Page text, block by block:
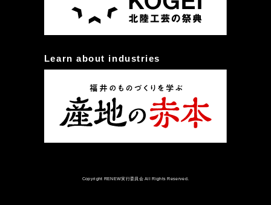
Learn about industries
Copyright RENEW実行委員会 All Rights Reserved.